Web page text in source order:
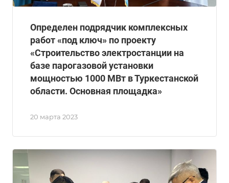
20 марта 2023
Определен подрядчик комплексных
работ «под ключ» по проекту
«Строительство электростанции на
базе парогазовой установки
мощностью 1000 МВт в Туркестанской
области. Основная площадка»